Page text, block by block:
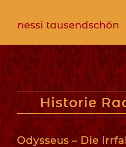
Historie
Odysseus – Die